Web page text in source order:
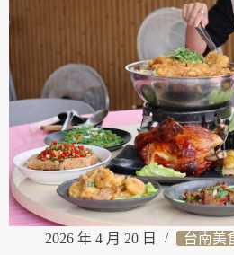
匠
心
職
人
的
爐
烤
工
藝
黑
2026 年 4 月 20 日 台南美